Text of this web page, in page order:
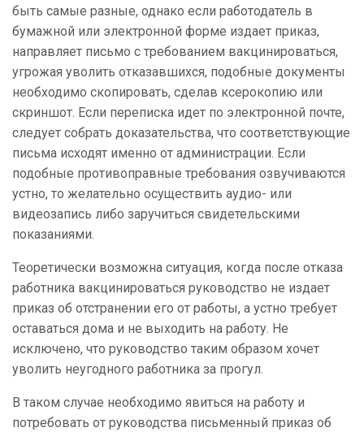
быть самые разные, однако если работодатель в
бумажной или электронной форме издает приказ,
направляет письмо с требованием вакцинироваться,
угрожая уволить отказавшихся, подобные документы
необходимо скопировать, сделав ксерокопию или
скриншот. Если переписка идет по электронной почте,
следует собрать доказательства, что соответствующие
письма исходят именно от администрации. Если
подобные противоправные требования озвучиваются
устно, то желательно осуществить аудио- или
видеозапись либо заручиться свидетельскими
показаниями.
Теоретически возможна ситуация, когда после отказа
работника вакцинироваться руководство не издает
приказ об отстранении его от работы, а устно требует
оставаться дома и не выходить на работу. Не
исключено, что руководство таким образом хочет
уволить неугодного работника за прогул.
В таком случае необходимо явиться на работу и
потребовать от руководства письменный приказ об